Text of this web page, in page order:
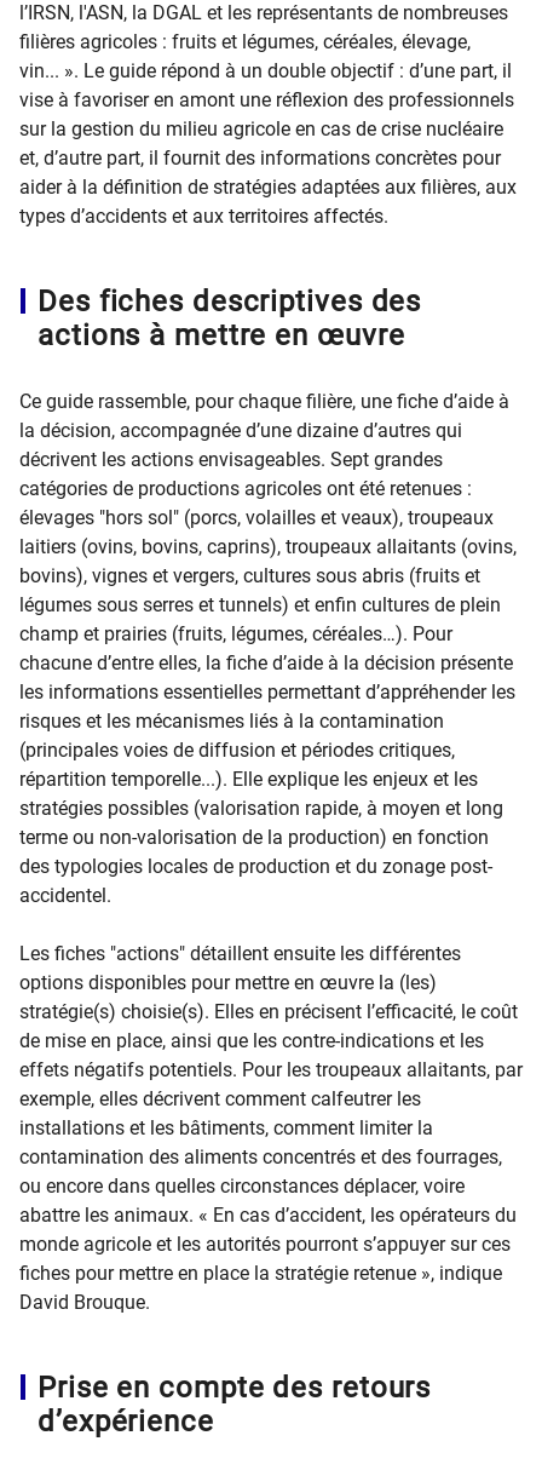
l’IRSN, l'ASN, la DGAL et les représentants de nombreuses
filières agricoles : fruits et légumes, céréales, élevage,
vin... ». Le guide répond à un double objectif : d’une part, il
vise à favoriser en amont une réflexion des professionnels
sur la gestion du milieu agricole en cas de crise nucléaire
et, d’autre part, il fournit des informations concrètes pour
aider à la définition de stratégies adaptées aux filières, aux
types d’accidents et aux territoires affectés.
Des fiches descriptives des
actions à mettre en œuvre
Ce guide rassemble, pour chaque filière, une fiche d’aide à
la décision, accompagnée d’une dizaine d’autres qui
décrivent les actions envisageables. Sept grandes
catégories de productions agricoles ont été retenues :
élevages "hors sol" (porcs, volailles et veaux), troupeaux
laitiers (ovins, bovins, caprins), troupeaux allaitants (ovins,
bovins), vignes et vergers, cultures sous abris (fruits et
légumes sous serres et tunnels) et enfin cultures de plein
champ et prairies (fruits, légumes, céréales…). Pour
chacune d’entre elles, la fiche d’aide à la décision présente
les informations essentielles permettant d’appréhender les
risques et les mécanismes liés à la contamination
(principales voies de diffusion et périodes critiques,
répartition temporelle...). Elle explique les enjeux et les
stratégies possibles (valorisation rapide, à moyen et long
terme ou non-valorisation de la production) en fonction
des typologies locales de production et du zonage post-
accidentel.
Les fiches "actions" détaillent ensuite les différentes
options disponibles pour mettre en œuvre la (les)
stratégie(s) choisie(s). Elles en précisent l’efficacité, le coût
de ​mise en place, ainsi que les contre-indications et les
effets négatifs potentiels. Pour les troupeaux allaitants, par
exemple, elles décrivent comment calfeutrer les
installations et les bâtiments, comment limiter la
contamination des aliments concentrés et des fourrages,
ou encore dans quelles circonstances déplacer, voire
abattre les animaux. « En cas d’accident, les opérateurs du
monde agricole et les autorités pourront s’appuyer sur ces
fiches pour mettre en place la stratégie retenue », indique
David Brouque.
Prise en compte des retours
d’expérience